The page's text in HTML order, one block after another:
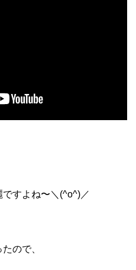
すよね〜＼(^o^)／
ので、